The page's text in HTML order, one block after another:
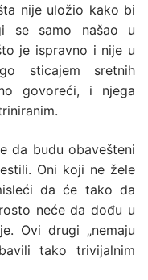
nije uložio kako bi
se samo našao u
je ispravno i nije u
sticajem sretnih
govoreći, i njega
da budu obavešteni
Oni koji ne žele
da će tako da
neće da dođu u
Ovi drugi „nemaju
tako trivijalnim